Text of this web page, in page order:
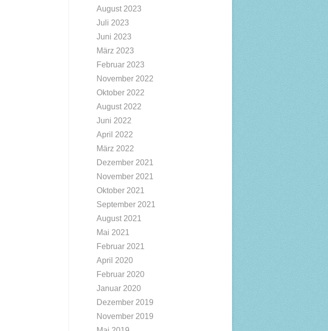
August 2023
Juli 2023
Juni 2023
März 2023
Februar 2023
November 2022
Oktober 2022
August 2022
Juni 2022
April 2022
März 2022
Dezember 2021
November 2021
Oktober 2021
September 2021
August 2021
Mai 2021
Februar 2021
April 2020
Februar 2020
Januar 2020
Dezember 2019
November 2019